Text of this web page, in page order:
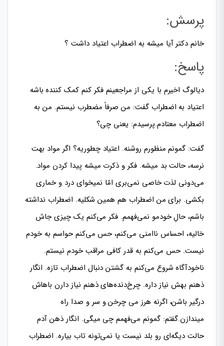
پرسش:
خانم دکتر آیا میشه به اضطراب اعتیاد داشت ؟
پاسخ:
دیالوگ اخیرم با یکی از مراجعینم فکر کنم کمک کننده باشه
اعتیاد به اضطراب گفت: من صرفاً مضطرب نیستم. من به
اضطراب معتادم.پرسیدم: یعنی چی؟
گفت: گمونم منظورم روشنه. اعتیاد چطوریه؟ اگر مواد بهت
نرسه، حالت بد میشه. فکر و ذکرت میشه پیدا کردن مواد.
می‌دونی لذت خاصی نمی‌بری امّا نمیخوای درد و خماری
بکشی. برای من اضطراب هم همین‌ شکلیه. اضطراب نداشته
باشم، حالِ خودمو نمی‌فهمم. فکر می‌کنم یک چیزی جاش
خالیه، احساس ناامنی می‌کنم، حس می‌کنم حواسم به خودم
نیست. حس می‌کنم به قدر کافی مراقب خودم نیستم.
ناخودآگاه شروع می‌کنم به گشتن دنبال اضطراب تازه. انگار
ذهنم بهش نیاز داره. چرخ‌دنده‌های ذهنم نیاز دارن باهاش
درگیر باشن، اگرنه هرز می چرخن و سر و صدا راه
میندازن.گفتم: گمونم می‌فهمم چی میگی. انگار ذهن آدم
حالت دیگه‌ای رو بلد نیست یا نمی‌تونه تاب بیاره. اضطراب